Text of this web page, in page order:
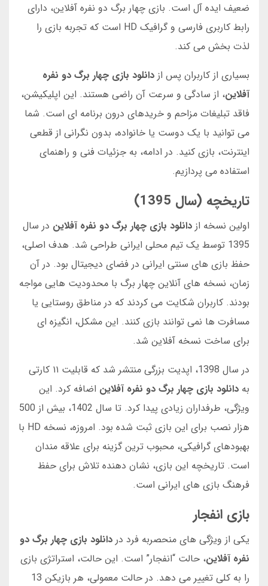
ضعیف ایده آل است. بازی چهار برگ دو نفره آفلاین، دارای
رابط کاربری فارسی و گرافیک HD است که تجربه بازی را
لذت بخش می کند.
بسیاری از کاربران پس از دانلود بازی چهار برگ دو نفره
آفلاین، از سادگی و سرعت آن راضی هستند. این اپلیکیشن،
فاقد تبلیغات مزاحم و خریدهای درون برنامه ای است. شما
می توانید با یک دوست یا خانواده، بدون نگرانی از قطعی
اینترنت، بازی کنید. در ادامه، به جزئیات فنی و راهنمای
استفاده می پردازیم.
تاریخچه (سال 1395)
اولین نسخه از دانلود بازی چهار برگ دو نفره آفلاین در سال
1395 توسط یک تیم محلی ایرانی طراحی شد. هدف اصلی،
حفظ بازی های سنتی ایرانی در فضای دیجیتال بود. در آن
زمان، نسخه های آنلاین چهار برگ با محدودیت هایی مواجه
بودند. کاربران شکایت می کردند که در مناطق روستایی یا
مسافرت ها نمی توانند بازی کنند. این مشکل، انگیزه ای
برای ساخت نسخه آفلاین شد.
در سال 1398، اپدیت بزرگی منتشر شد که قابلیت ۱۱ کارتی
به دانلود بازی چهار برگ دو نفره آفلاین اضافه کرد. این
ویژگی، طرفداران زیادی پیدا کرد. تا سال 1402، بیش از 500
هزار نصب برای این بازی ثبت شده بود. امروزه، نسخه HD با
بهبودهای گرافیکی، محبوب ترین گزینه برای علاقه مندان
است. تاریخچه این بازی، نشان دهنده تلاش برای حفظ
فرهنگ بازی های ایرانی است.
بازی انفجار
یکی از ویژگی های منحصربه فرد در دانلود بازی چهار برگ دو
نفره آفلاین، حالت “انفجار” است. این حالت، استراتژی بازی
را به کلی تغییر می دهد. در حالت معمولی، هر بازیکن 13